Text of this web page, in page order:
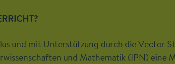
und mit Unterstützung durch die Vector
und Mathematik (IPN) eine